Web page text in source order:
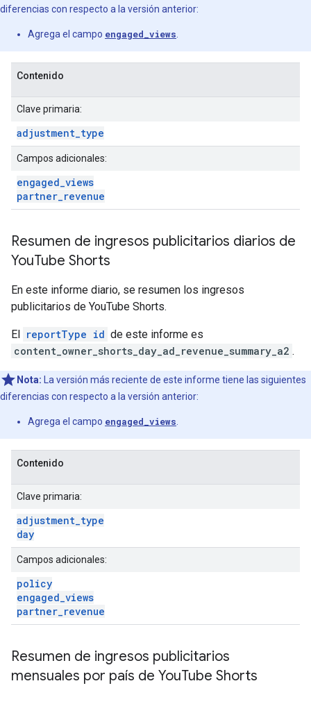
diferencias con respecto a la versión anterior:
Agrega el campo engaged_views
Contenido
Clave primaria:
adjustment_type
Campos adicionales:
engaged_views
partner_revenue
Resumen de ingresos publicitarios diarios de
YouTube Shorts
En este informe diario, se resumen los ingresos
publicitarios de YouTube Shorts.
El reportType id de este informe es
content_owner_shorts_day_ad_revenue_summary_a2 .
Nota: La versión más reciente de este informe tiene las siguientes
diferencias con respecto a la versión anterior:
Agrega el campo engaged_views
Contenido
Clave primaria:
adjustment_type
day
Campos adicionales:
policy
engaged_views
partner_revenue
Resumen de ingresos publicitarios
mensuales por país de YouTube Shorts